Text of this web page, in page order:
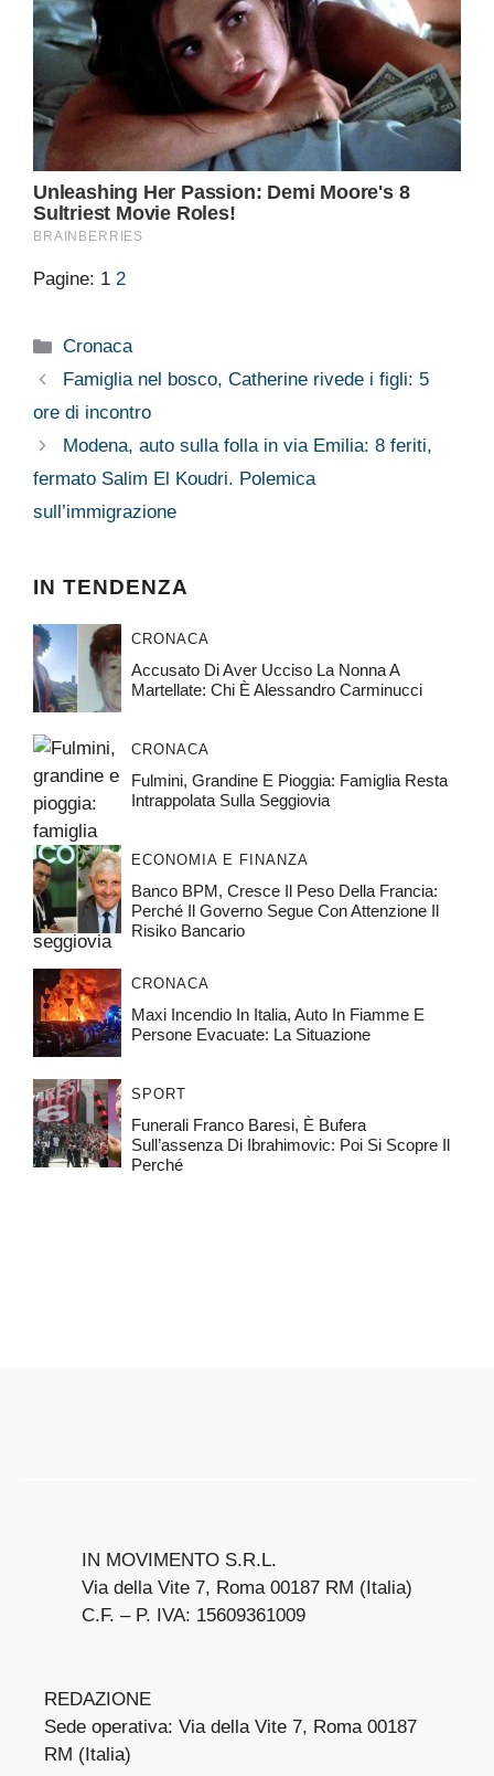
Pagine: 1 2
Categorie
Cronaca
Famiglia nel bosco, Catherine rivede i figli: 5
ore di incontro
Modena, auto sulla folla in via Emilia: 8 feriti,
fermato Salim El Koudri. Polemica
sull’immigrazione
IN TENDENZA
CRONACA
Accusato Di Aver Ucciso La Nonna A
Martellate: Chi È Alessandro Carminucci
CRONACA
Fulmini, Grandine E Pioggia: Famiglia Resta
Intrappolata Sulla Seggiovia
ECONOMIA E FINANZA
Banco BPM, Cresce Il Peso Della Francia:
Perché Il Governo Segue Con Attenzione Il
Risiko Bancario
CRONACA
Maxi Incendio In Italia, Auto In Fiamme E
Persone Evacuate: La Situazione
SPORT
Funerali Franco Baresi, È Bufera
Sull’assenza Di Ibrahimovic: Poi Si Scopre Il
Perché
IN MOVIMENTO S.R.L.
Via della Vite 7, Roma 00187 RM (Italia)
C.F. – P. IVA: 15609361009
REDAZIONE
Sede operativa: Via della Vite 7, Roma 00187
RM (Italia)